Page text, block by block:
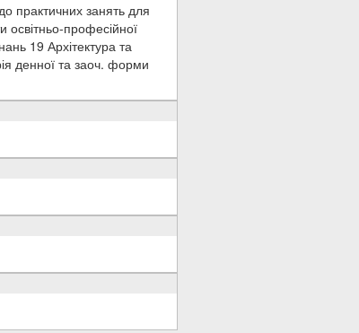
практичних занять для
освітньо-професійної
19 Архітектура та
денної та заоч. форми